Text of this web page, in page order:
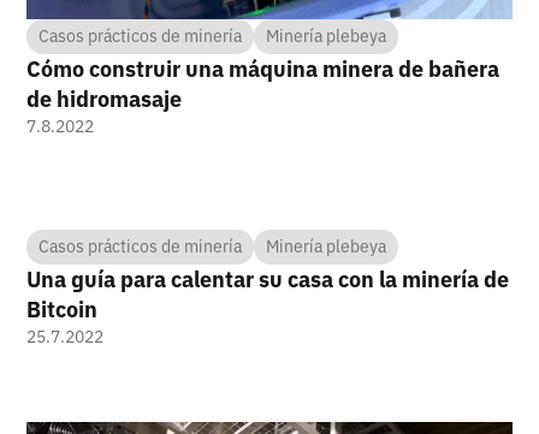
Casos prácticos de minería Minería plebeya
Cómo construir una máquina minera de bañera
de hidromasaje
7.8.2022
Casos prácticos de minería Minería plebeya
Una guía para calentar su casa con la minería de
Bitcoin
25.7.2022